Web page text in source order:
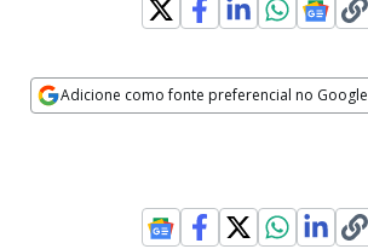
Adicione como fonte preferencial no Google